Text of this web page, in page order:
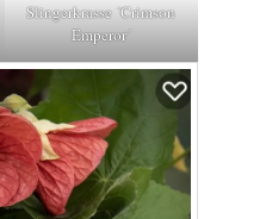
Slingerkrasse ´Crimson
Emperor´